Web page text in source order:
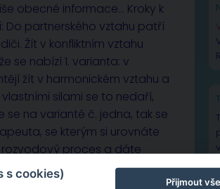
obecné informace… Kroky k
Do partnerského vztahu patří
Žít v konfliktním vztahu
se nabízí 1. varianta: v
žít v harmonickém vztahu a
silami se to nedaří,
na variantě č. jedna, tak se
se kterým si urovnáte
rozvodový proces a dáte
s cookies)
Přijmout vše